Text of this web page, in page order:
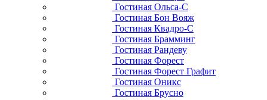
Гостиная Ольса-С
Гостиная Бон Вояж
Гостиная Квадро-С
Гостиная Брамминг
Гостиная Рандеву
Гостиная Форест
Гостиная Форест Графит
Гостиная Оникс
Гостиная Брусно